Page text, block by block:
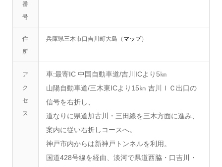
番
号
住
所
兵庫県三木市口吉川町大島（ マップ）
ア
ク
セ
ス
車:最寄IC 中国自動車道/吉川ICより5㎞
山陽自動車道/三木東ICより15㎞ 吉川ＩＣ出口の
信号を右折し、
道なりに県道加古川・三田線を三木方面に進み、
案内に従い右折しコースへ。
神戸市内からは新神戸トンネルを利用。
国道428号線を経由、淡河で県道西脇・口吉川・